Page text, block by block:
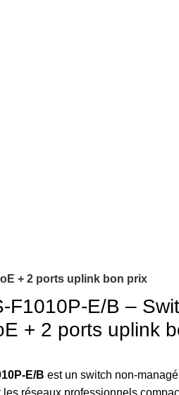
+ 2 ports uplink bon prix
F1010P-E/B –
+ 2 ports uplink
E/B est un switch non-
réseaux professionnels